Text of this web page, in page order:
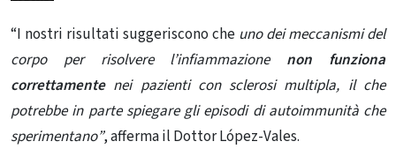
“I nostri risultati suggeriscono che uno dei meccanismi del
corpo per risolvere l’infiammazione
non funziona
correttamentenei pazienti con sclerosi multipla, il che
potrebbe in parte spiegare gli episodi di autoimmunità che
sperimentano”, afferma il Dottor López-Vales.